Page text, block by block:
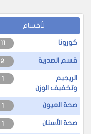
الأقسام
كورونا 11
قسم الصدرية 2
الريجيم
وتخفيف الوزن
1
صحة العيون 1
صحة الأسنان 1